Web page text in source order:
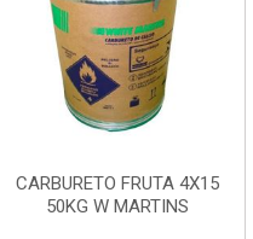
CARBURETO FRUTA 4X15
50KG W MARTINS